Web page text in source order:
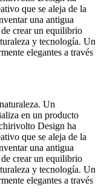
que se aleja de la
una antigua
crear un equilibrio
y tecnología. Un
elegantes a través
Un
en un producto
Design ha
que se aleja de la
una antigua
crear un equilibrio
y tecnología. Un
elegantes a través